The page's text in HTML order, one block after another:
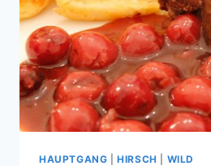
HAUPTGANG |HIRSCH WILD